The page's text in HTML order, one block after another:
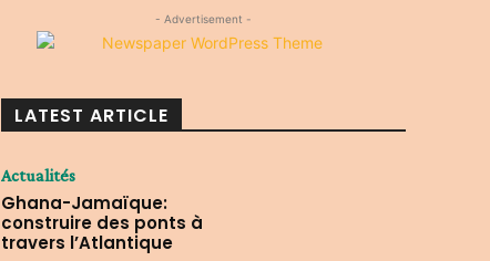
- Advertisement -
LATEST ARTICLE
Actualités
Ghana-Jamaïque:
construire des ponts à
travers l’Atlantique